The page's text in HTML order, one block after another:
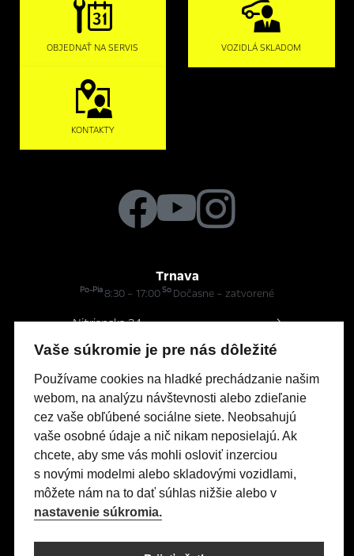
OBJEDNAŤ NA SERVIS VOZIDLÁ SKLADOM
KONTAKTY
Trnava
Po-Pia8:30 – 17:00So Dočasne – zatvorené
Nitrianska 24
Modely Opel
Titulná stránka
Skladové vozidlá
Servis & Príslušenstvo
Kontakty
Nastavení cookies
Realizácia 2025Comin.cz, s.r.o.
Vaše súkromie je pre nás dôležité
Používame cookies na hladké prechádzanie našim
webom, na analýzu návštevnosti alebo zdieľanie
cez vaše obľúbené sociálne siete. Neobsahujú
vaše osobné údaje a nič nikam neposielajú. Ak
chcete, aby sme vás mohli osloviť inzerciou
s novými modelmi alebo skladovými vozidlami,
môžete nám na to dať súhlas nižšie alebo v
nastavenie súkromia.